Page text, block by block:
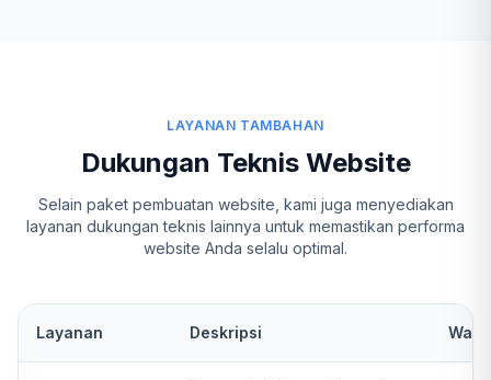
LAYANAN TAMBAHAN
Dukungan Teknis Website
Selain paket pembuatan website, kami juga menyediakan
layanan dukungan teknis lainnya untuk memastikan performa
website Anda selalu optimal.
Layanan Deskripsi